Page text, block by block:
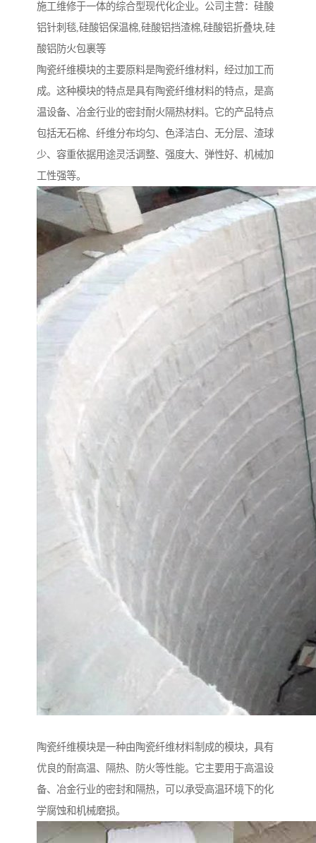
施工维修于一体的综合型现代化企业。公司主营：硅酸
铝针刺毯,硅酸铝保温棉,硅酸铝挡渣棉,硅酸铝折叠块,硅
酸铝防火包裹等
陶瓷纤维模块的主要原料是陶瓷纤维材料，经过加工而
成。这种模块的特点是具有陶瓷纤维材料的特点，是高
温设备、冶金行业的密封耐火隔热材料。它的产品特点
包括无石棉、纤维分布均匀、色泽洁白、无分层、渣球
少、容重依据用途灵活调整、强度大、弹性好、机械加
工性强等。
陶瓷纤维模块是一种由陶瓷纤维材料制成的模块，具有
优良的耐高温、隔热、防火等性能。它主要用于高温设
备、冶金行业的密封和隔热，可以承受高温环境下的化
学腐蚀和机械磨损。